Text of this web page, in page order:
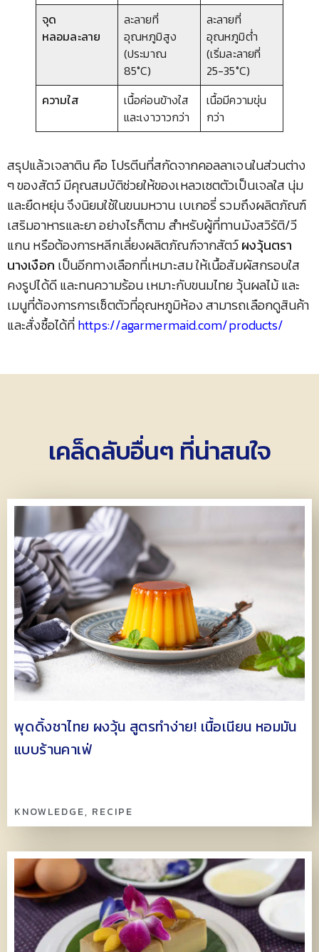
จุด
หลอมละลาย
ละลายที่
อุณหภูมิสูง
(ประมาณ
85°C)
ละลายที่
อุณหภูมิต่ำ
(เริ่มละลายที่
25-35°C)
ความใส
เนื้อค่อนข้างใส
และเงาวาวกว่า
เนื้อมีความขุ่น
กว่า
สรุปแล้วเจลาติน คือ โปรตีนที่สกัดจากคอลลาเจนในส่วนต่าง
ๆ ของสัตว์ มีคุณสมบัติช่วยให้ของเหลวเซตตัวเป็นเจลใส นุ่ม
และยืดหยุ่น จึงนิยมใช้ในขนมหวาน เบเกอรี่ รวมถึงผลิตภัณฑ์
เสริมอาหารและยา อย่างไรก็ตาม สำหรับผู้ที่ทานมังสวิรัติ/วี
แกน หรือต้องการหลีกเลี่ยงผลิตภัณฑ์จากสัตว์ผงวุ้นตรา
นางเงือก เป็นอีกทางเลือกที่เหมาะสม ให้เนื้อสัมผัสกรอบใส
คงรูปได้ดี และทนความร้อน เหมาะกับขนมไทย วุ้นผลไม้ และ
เมนูที่ต้องการการเซ็ตตัวที่อุณหภูมิห้อง สามารถเลือกดูสินค้า
และสั่งซื้อได้ที่https://agarmermaid.com/products/
เคล็ดลับอื่นๆ ที่น่าสนใจ
พุดดิ้งชาไทย ผงวุ้น สูตรทำง่าย! เนื้อเนียน หอมมัน
แบบร้านคาเฟ่
KNOWLEDGE, RECIPE